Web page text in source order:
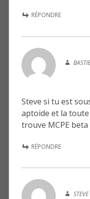
RÉPONDRE
Steve si tu est
aptoide et la
trouve MCPE beta
RÉPONDRE
STEVE